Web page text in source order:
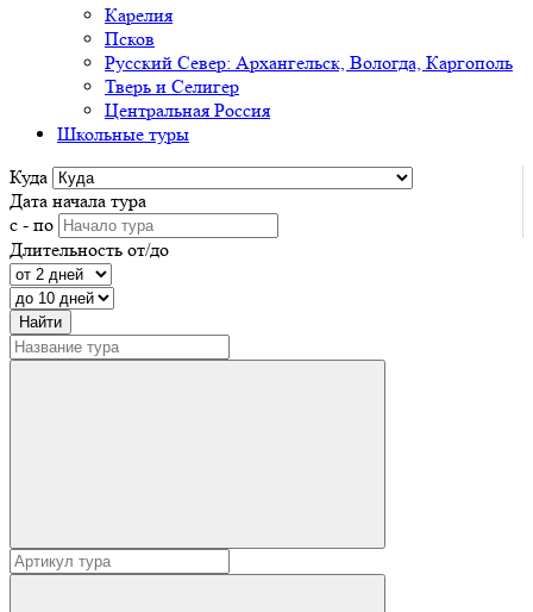
Карелия
Псков
Русский Север: Архангельск, Вологда, Каргополь
Тверь и Селигер
Центральная Россия
Школьные туры
Куда
Дата начала тура
с - по
Длительность от/до